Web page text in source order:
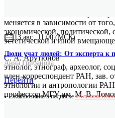
меняется в зависимости от
экономической, политической,
эстетической и иной
С. А. Арутюнов
этнолог, этнограф, археолог,
член-корреспондент РАН, зав.
этнологии и антропологии
профессор МГУ им. М. В.
13 авг., 11:00 (МСК)
Люди учат людей: От эксперта к
Анна Грибанова
Перейти
Эксклюзивно в подписке